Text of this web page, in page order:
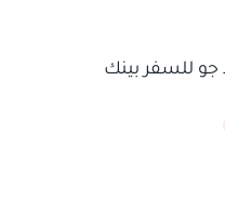
للسفر بينك
بينك